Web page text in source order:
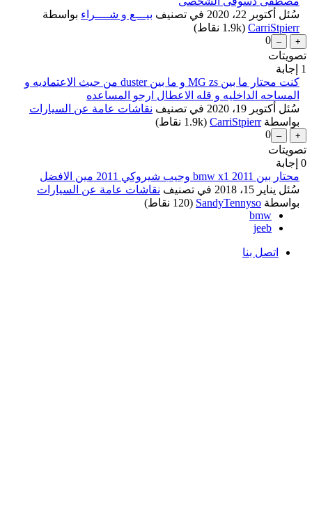
سُئل أكتوبر 22، 2020 في تصنيف بيـــع و شــــراء بواسطة
CarriStpierr
(
1.9k نقاط)
0
تصويتات
1 إجابة
كنت محتار ما بين MG zs و ما بين duster من حيث الاعتماديه و
المساحه الداخليه و قله الاعطال ارجو المساعده
سُئل أكتوبر 19، 2020 في تصنيف نقاشات عامة عن السيارات
بواسطةCarriStpierr
(
1.9k نقاط)
0
تصويتات
0 إجابة
محتار بين bmw x1 2011 وجيب شيروكي 2011 مين الافضل
سُئل يناير 15، 2018 في تصنيف نقاشات عامة عن السيارات
بواسطة SandyTennyso
(
120 نقاط)
bmw
jeeb
اتصل بنا
...